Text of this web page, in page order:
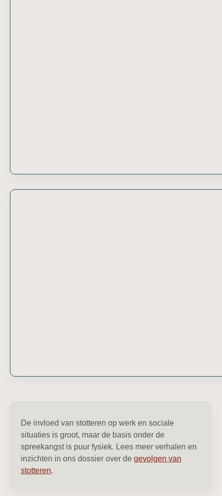
De invloed van stotteren op werk en sociale
situaties is groot, maar de basis onder de
spreekangst is puur fysiek. Lees meer verhalen en
inzichten in ons dossier over de gevolgen van
stotteren.